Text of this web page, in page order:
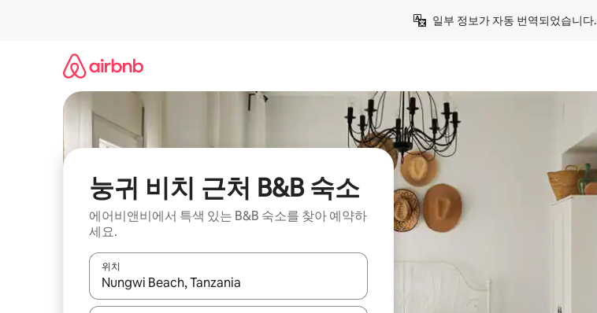
일부 정보가 자동 번역되었습니다.
눙귀 비치 근처 B&B 숙소
에어비앤비에서 특색 있는 B&B 숙소를 찾아 예약하
세요.
위치
결과가 나오면 위·아래 화살표 키를 사용하거나 터치 또는 스와이프 동작으로 탐색하세요.